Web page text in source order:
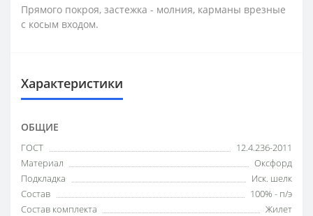
Прямого покроя, застежка - молния, карманы врезные
с косым входом.
Характеристики
ОБЩИЕ
ГОСТ
12.4.236-2011
Материал
Оксфорд
Подкладка
Иск. шелк
Состав
100% - п/э
Состав комплекта
Жилет